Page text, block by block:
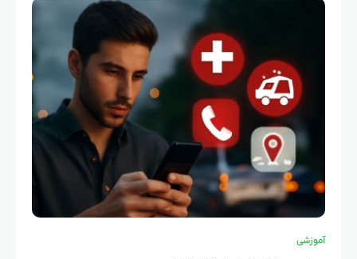
آموزشی